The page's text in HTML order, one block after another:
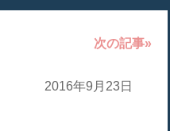
次の記事»
2016年9月23日